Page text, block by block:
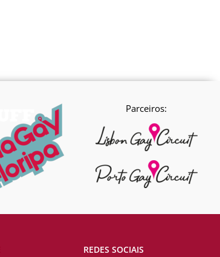
Parceiros:
REDES SOCIAIS